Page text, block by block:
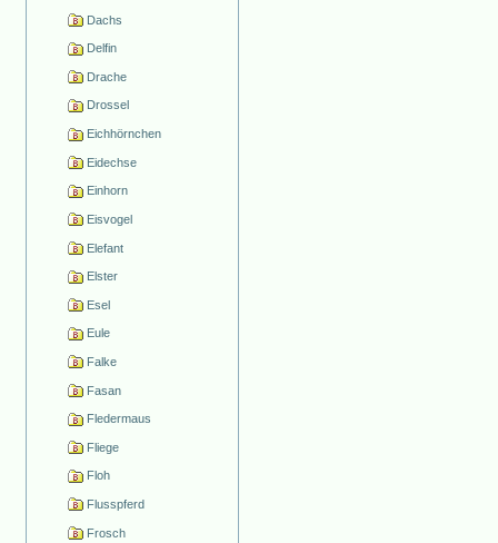
Dachs
Delfin
Drache
Drossel
Eichhörnchen
Eidechse
Einhorn
Eisvogel
Elefant
Elster
Esel
Eule
Falke
Fasan
Fledermaus
Fliege
Floh
Flusspferd
Frosch